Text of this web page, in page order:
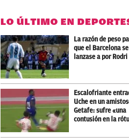
LO ÚLTIMO EN
La razón de peso
que el Barcelona se
lanzase a por Rodri
Escalofriante
Uche en un
Getafe: sufre «una
contusión en la